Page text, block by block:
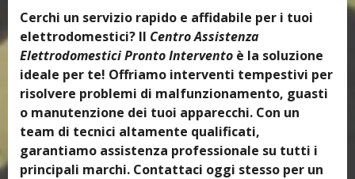
Cerchi un servizio rapido e affidabile per i tuoi
elettrodomestici? Il Centro Assistenza
Elettrodomestici Pronto Intervento è la soluzione
ideale per te! Offriamo interventi tempestivi per
risolvere problemi di malfunzionamento, guasti
o manutenzione dei tuoi apparecchi. Con un
team di tecnici altamente qualificati,
garantiamo assistenza professionale su tutti i
principali marchi. Contattaci oggi stesso per un